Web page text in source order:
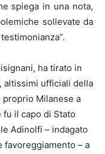
spiega in una nota,
sollevate da
ha tirato in
altissimi ufficiali della
proprio Milanese a
il capo di Stato
Adinolfi – indagato
favoreggiamento – a